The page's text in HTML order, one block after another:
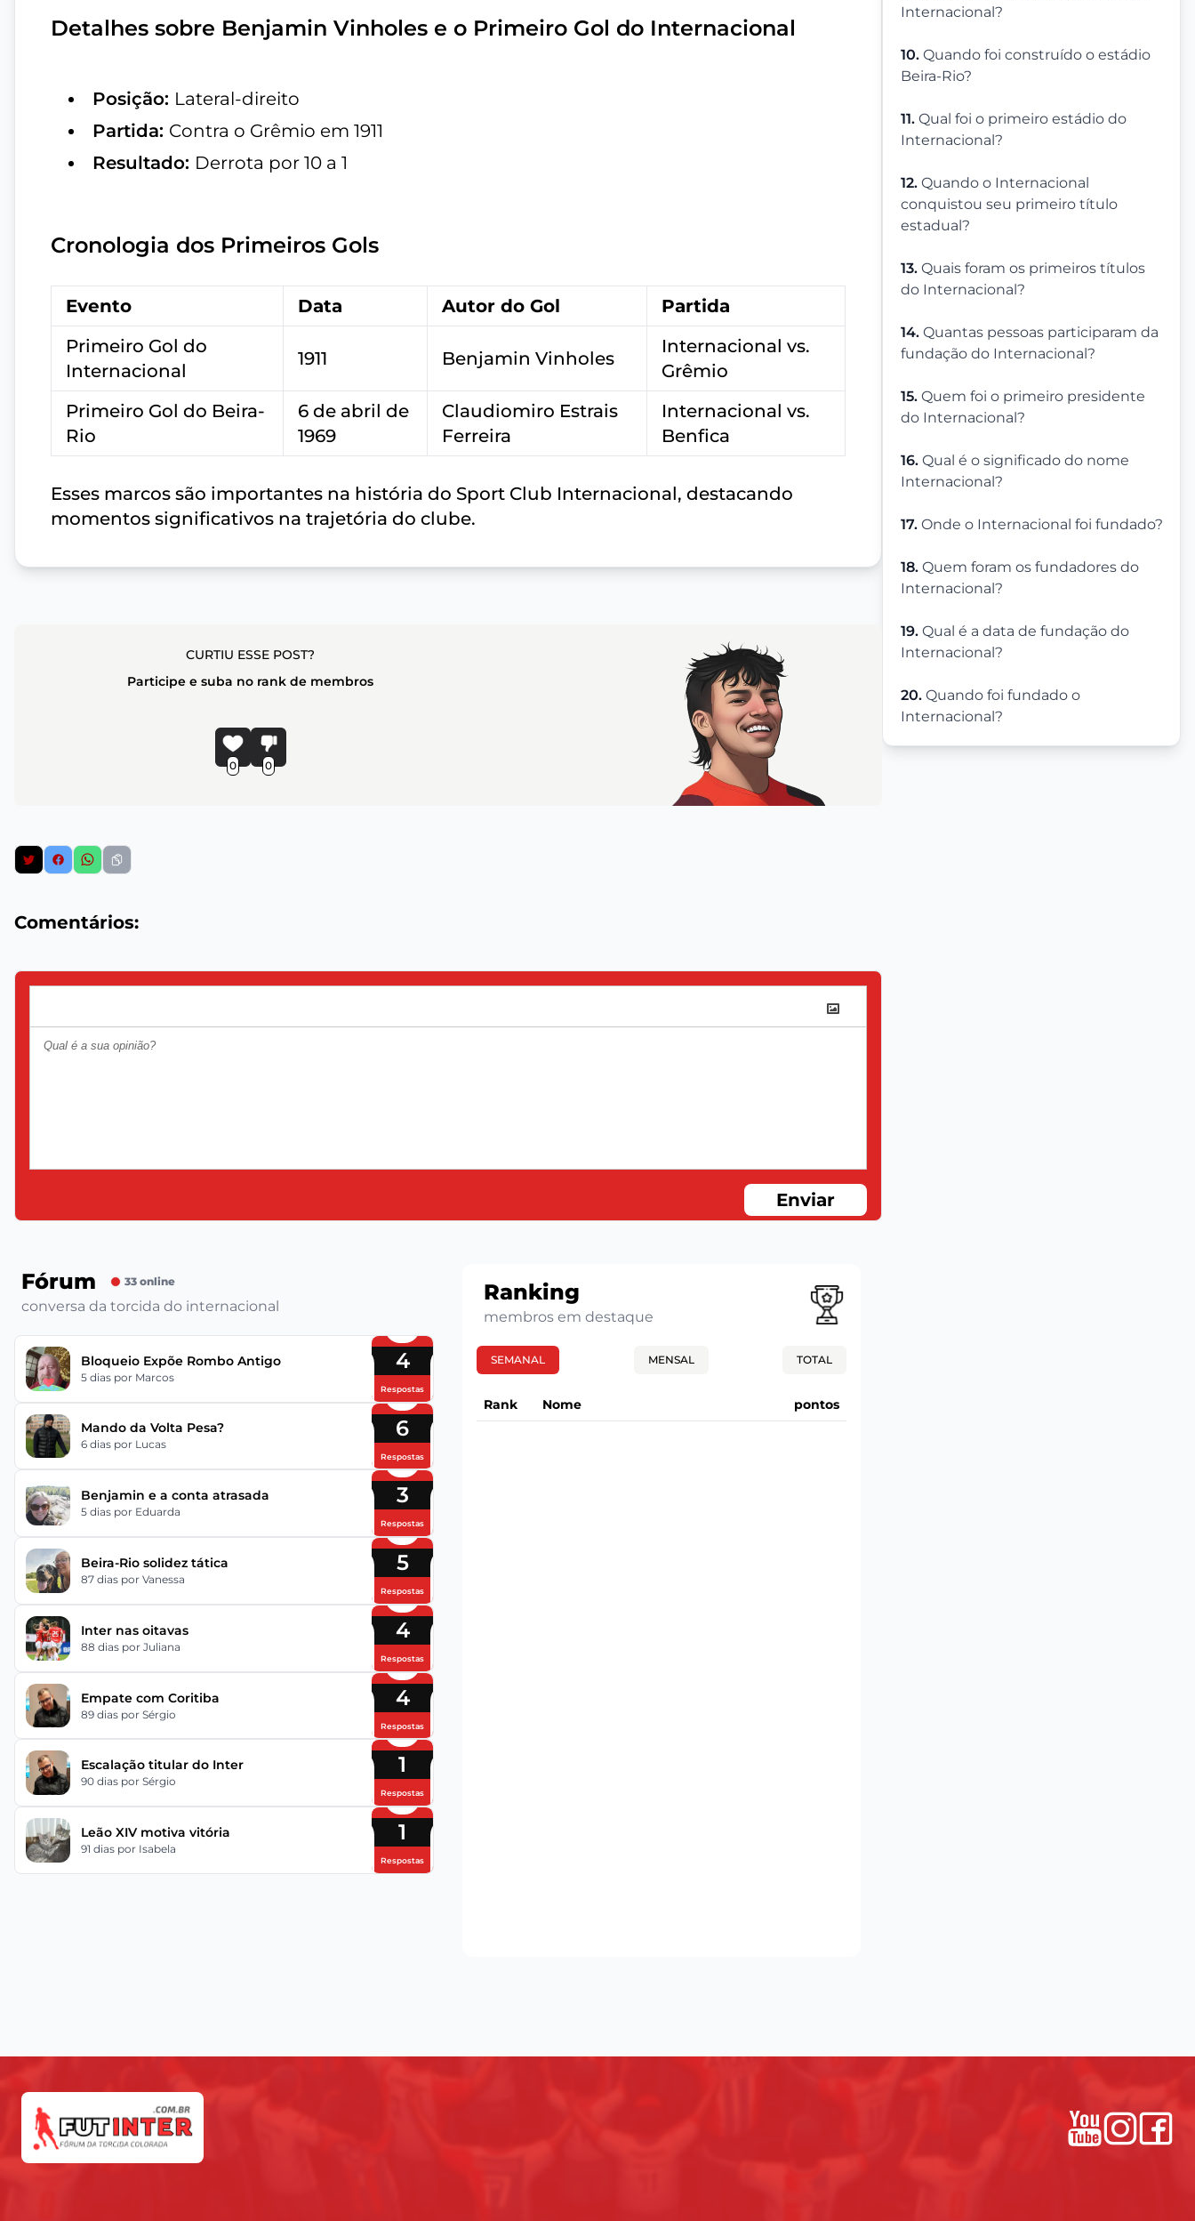
Internacional?
10. Quando foi construído o estádio
Beira-Rio?
11. Qual foi o primeiro estádio do
Internacional?
12. Quando o Internacional
conquistou seu primeiro título
estadual?
13. Quais foram os primeiros títulos
do Internacional?
14. Quantas pessoas participaram da
fundação do Internacional?
15. Quem foi o primeiro presidente
do Internacional?
16. Qual é o significado do nome
Internacional?
17. Onde o Internacional foi fundado?
18. Quem foram os fundadores do
Internacional?
19. Qual é a data de fundação do
Internacional?
20. Quando foi fundado o
Internacional?
Detalhes sobre Benjamin Vinholes e o Primeiro Gol do Internacional
Posição: Lateral-direito
Partida: Contra o Grêmio em 1911
Resultado: Derrota por 10 a 1
Cronologia dos Primeiros Gols
Evento Data Autor do Gol
Partida
Primeiro Gol do
Internacional
1911 Benjamin Vinholes
Internacional vs.
Grêmio
Primeiro Gol do Beira-
Rio
6 de abril de
1969
Claudiomiro Estrais
Ferreira
Internacional vs.
Benfica
Esses marcos são importantes na história do Sport Club Internacional, destacando
momentos significativos na trajetória do clube.
CURTIU ESSE POST?
Participe e suba no rank de membros
0 0
Comentários:
Enviar
Fórum 33 online
conversa da torcida do internacional
Bloqueio Expõe Rombo Antigo
5 dias por Marcos
4
Respostas
Mando da Volta Pesa?
6 dias por Lucas
6
Respostas
Benjamin e a conta atrasada
5 dias por Eduarda
3
Respostas
Beira-Rio solidez tática
87 dias por Vanessa
5
Respostas
Inter nas oitavas
88 dias por Juliana
4
Respostas
Empate com Coritiba
89 dias por Sérgio
4
Respostas
Escalação titular do Inter
90 dias por Sérgio
1
Respostas
Leão XIV motiva vitória
91 dias por Isabela
1
Respostas
Ranking
membros em destaque
SEMANAL MENSAL TOTAL
Rank Nome pontos